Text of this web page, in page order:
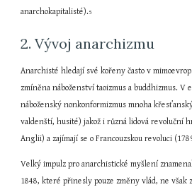
anarchokapitalisté).5
2. Vývoj anarchizmu
Anarchisté hledají své kořeny často v
zmíněna náboženství taoizmus a buddhizmus.
náboženský nonkonformizmus mnoha
valdenští, husité) jakož i různá lidová revoluční
Anglii) a zajímají se o Francouzskou revoluci
Velký impulz pro anarchistické myšlení
1848, které přinesly pouze změny vlád, ne však